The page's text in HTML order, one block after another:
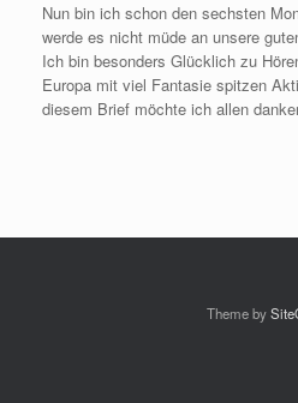
Nun bin ich schon den sechsten
werde es nicht müde an unsere
Ich bin besonders Glücklich zu
Europa mit viel Fantasie spitzen
diesem Brief möchte ich allen
Theme by